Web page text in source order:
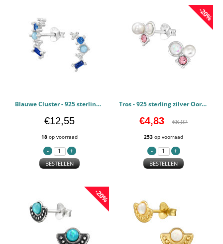
Blauwe Cluster - 925 sterling zilver Oorstekers Zirconia PCJW49488
€12,55
18 op voorraad
BESTELLEN
-20%
Tros - 925 sterling zilver Oorstekers Halfedelsteen PCJW49245
€4,83 €6,02
253 op voorraad
BESTELLEN
-20%